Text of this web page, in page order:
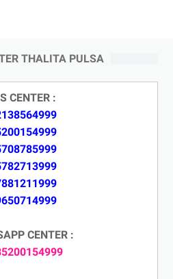
THALITA PULSA
CENTER :
CENTER :